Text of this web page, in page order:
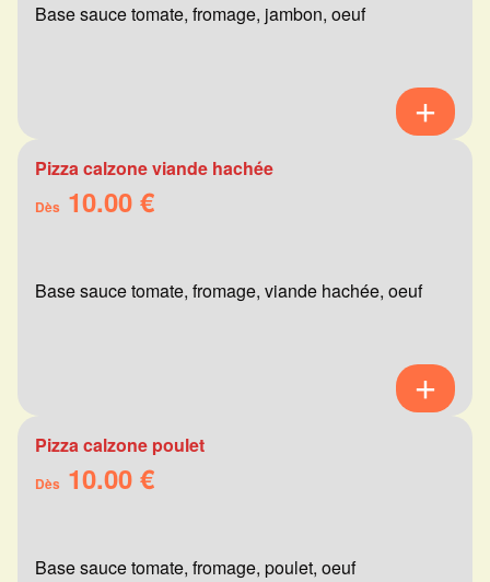
Base sauce tomate, fromage, jambon, oeuf
Pizza calzone viande hachée
Dès 10.00 €
Base sauce tomate, fromage, viande hachée, oeuf
Pizza calzone poulet
Dès 10.00 €
Base sauce tomate, fromage, poulet, oeuf